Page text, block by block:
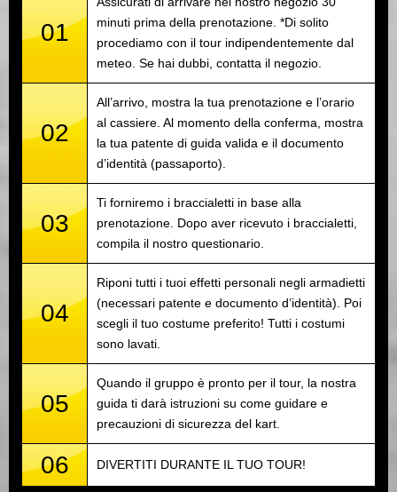
01
minuti prima della prenotazione. *Di solito
procediamo con il tour indipendentemente dal
meteo. Se hai dubbi, contatta il negozio.
02
All’arrivo, mostra la tua prenotazione e l’orario
al cassiere. Al momento della conferma, mostra
la tua patente di guida valida e il documento
d’identità (passaporto).
03
Ti forniremo i braccialetti in base alla
prenotazione. Dopo aver ricevuto i braccialetti,
compila il nostro questionario.
04
Riponi tutti i tuoi effetti personali negli armadietti
(necessari patente e documento d’identità). Poi
scegli il tuo costume preferito! Tutti i costumi
sono lavati.
05
Quando il gruppo è pronto per il tour, la nostra
guida ti darà istruzioni su come guidare e
precauzioni di sicurezza del kart.
06 DIVERTITI DURANTE IL TUO TOUR!